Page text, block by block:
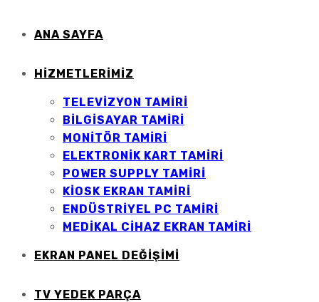
ANA SAYFA
HIZMETLERIMIZ
TELEVIZYON TAMIRI
BILGISAYAR TAMIRI
MONITÖR TAMIRI
ELEKTRONIK KART TAMIRI
POWER SUPPLY TAMIRI
KIOSK EKRAN TAMIRI
ENDÜSTRIYEL PC TAMIRI
MEDIKAL CIHAZ EKRAN TAMIRI
EKRAN PANEL DEĞİŞİMİ
TV YEDEK PARÇA